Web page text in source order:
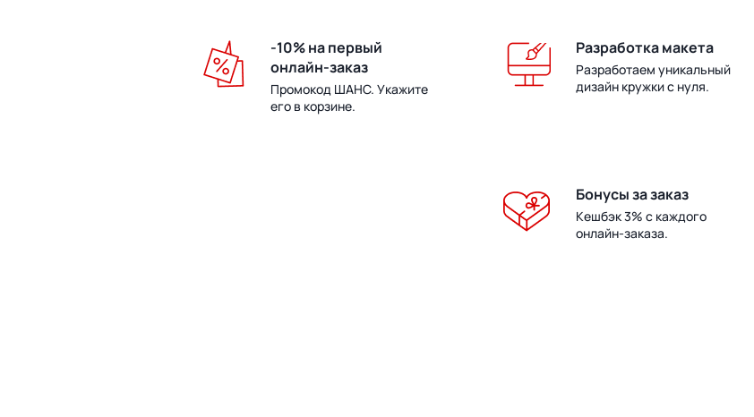
-10% на первый
онлайн-заказ
Промокод ШАНС. Укажите
его в корзине.
Разработка макета
Разработаем уникальный
дизайн кружки с нуля.
Бонусы за заказ
Кешбэк 3% с каждого
онлайн-заказа.